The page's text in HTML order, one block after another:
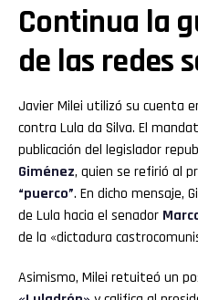
Continua la
de las redes
Javier Milei utilizó su cuenta
contra Lula da Silva. El
publicación del legislador
Giménez, quien se refirió al
“puerco”. En dicho mensaje,
de Lula hacia el senador
de la «dictadura
Asimismo, Milei retuiteó un